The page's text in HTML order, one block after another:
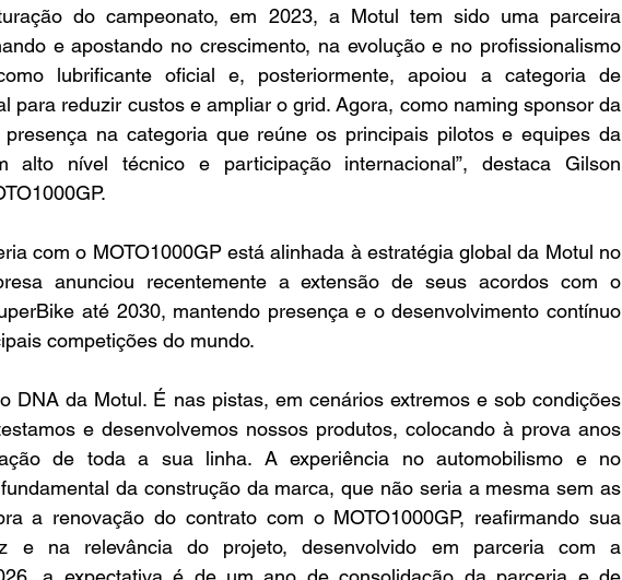
do campeonato, em 2023, a Motul tem sido uma parceira
e apostando no crescimento, na evolução e no profissionalismo
lubrificante oficial e, posteriormente, apoiou a categoria de
para reduzir custos e ampliar o grid. Agora, como naming sponsor da
na categoria que reúne os principais pilotos e equipes da
alto nível técnico e participação internacional”, destaca Gilson
com o MOTO1000GP está alinhada à estratégia global da Motul no
anunciou recentemente a extensão de seus acordos com o
até 2030, mantendo presença e o desenvolvimento contínuo
competições do mundo.
DNA da Motul. É nas pistas, em cenários extremos e sob condições
e desenvolvemos nossos produtos, colocando à prova anos
de toda a sua linha. A experiência no automobilismo e no
da construção da marca, que não seria a mesma sem as
a renovação do contrato com o MOTO1000GP, reafirmando sua
e na relevância do projeto, desenvolvido em parceria com a